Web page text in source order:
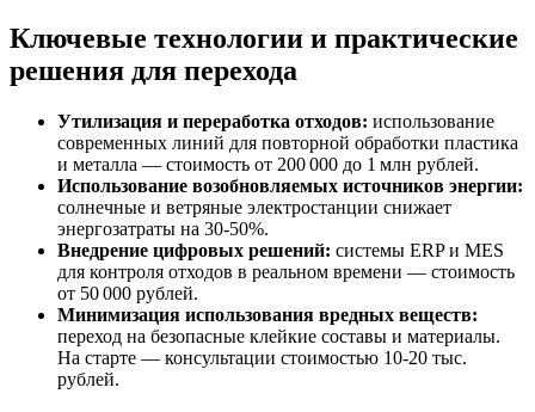
Ключевые технологии и практические
решения для перехода
Утилизация и переработка отходов: использование
современных линий для повторной обработки пластика
и металла — стоимость от 200 000 до 1 млн рублей.
Использование возобновляемых источников энергии:
солнечные и ветряные электростанции снижает
энергозатраты на 30-50%.
Внедрение цифровых решений: системы ERP и MES
для контроля отходов в реальном времени — стоимость
от 50 000 рублей.
Минимизация использования вредных веществ:
переход на безопасные клейкие составы и материалы.
На старте — консультации стоимостью 10-20 тыс.
рублей.